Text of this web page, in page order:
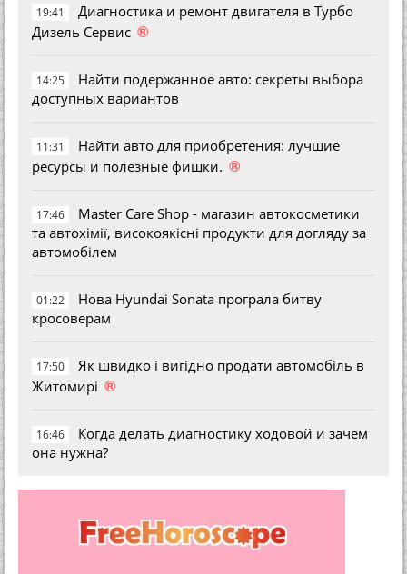
19:41
Диагностика и ремонт двигателя в Турбо
Дизель Сервис ®
14:25
Найти подержанное авто: секреты выбора
доступных вариантов
11:31
Найти авто для приобретения: лучшие
ресурсы и полезные фишки. ®
17:46
Master Care Shop - магазин автокосметики
та автохімії, високоякісні продукти для догляду за
автомобілем
01:22
Нова Hyundai Sonata програла битву
кросоверам
17:50
Як швидко і вигідно продати автомобіль в
Житомирі ®
16:46
Когда делать диагностику ходовой и зачем
она нужна?